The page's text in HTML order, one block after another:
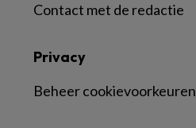
Contact met de redactie
Privacy
Beheer cookievoorkeuren